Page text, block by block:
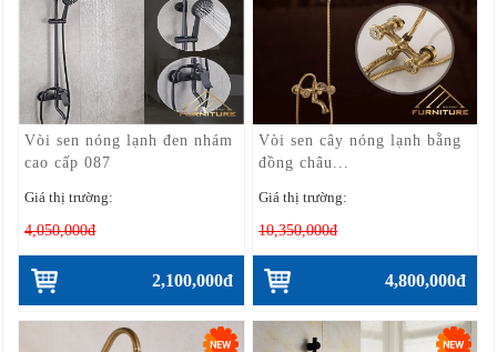
Vòi sen nóng lạnh đen nhám
cao cấp 087
Giá thị trường:
4,050,000đ
2,100,000đ
Vòi sen cây nóng lạnh bằng
đồng châu...
Giá thị trường:
10,350,000đ
4,800,000đ